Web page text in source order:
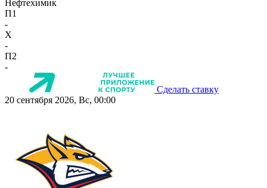
Нефтехимик
П1
-
X
-
П2
-
Сделать ставку
20 сентября 2026, Вс, 00:00